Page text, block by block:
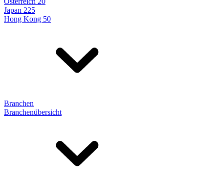
Japan 225
Hong Kong 50
Branchen
Branchenübersicht